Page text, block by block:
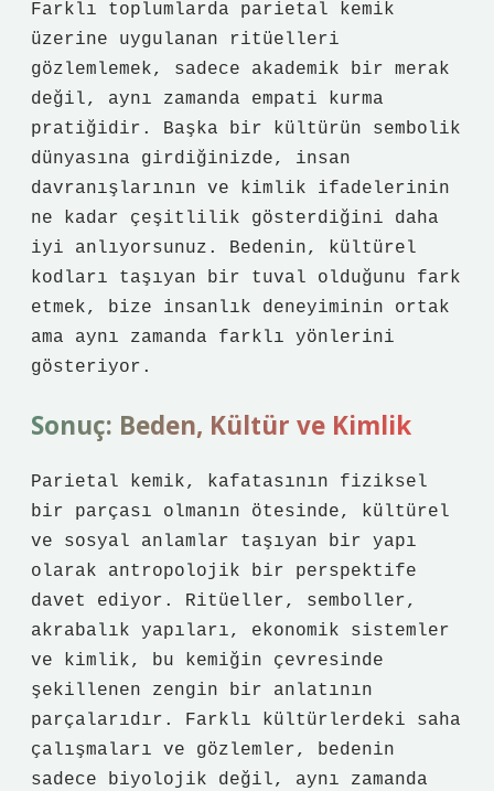
Farklı toplumlarda parietal kemik
üzerine uygulanan ritüelleri
gözlemlemek, sadece akademik bir merak
değil, aynı zamanda empati kurma
pratiğidir. Başka bir kültürün sembolik
dünyasına girdiğinizde, insan
davranışlarının ve kimlik ifadelerinin
ne kadar çeşitlilik gösterdiğini daha
iyi anlıyorsunuz. Bedenin, kültürel
kodları taşıyan bir tuval olduğunu fark
etmek, bize insanlık deneyiminin ortak
ama aynı zamanda farklı yönlerini
gösteriyor.
Sonuç: Beden, Kültür ve Kimlik
Parietal kemik, kafatasının fiziksel
bir parçası olmanın ötesinde, kültürel
ve sosyal anlamlar taşıyan bir yapı
olarak antropolojik bir perspektife
davet ediyor. Ritüeller, semboller,
akrabalık yapıları, ekonomik sistemler
ve kimlik, bu kemiğin çevresinde
şekillenen zengin bir anlatının
parçalarıdır. Farklı kültürlerdeki saha
çalışmaları ve gözlemler, bedenin
sadece biyolojik değil, aynı zamanda